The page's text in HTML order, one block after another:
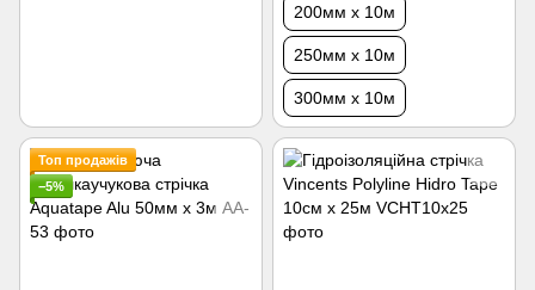
200мм х 10м
250мм х 10м
300мм х 10м
Топ продажів
−5%